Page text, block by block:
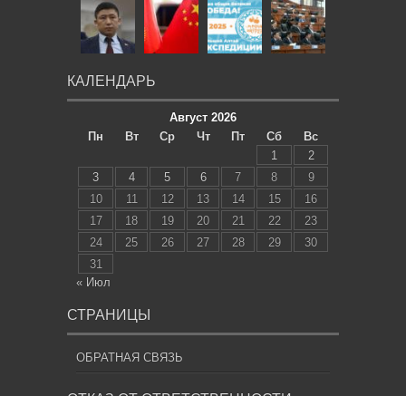
КАЛЕНДАРЬ
Август 2026
Пн
Вт Ср Чт Пт Сб
Вс
1
2
3
4 5 6 7 8
9
10
11 12 13 14 15
16
17
18 19 20 21 22
23
24
25 26 27 28 29
30
31
« Июл
СТРАНИЦЫ
ОБРАТНАЯ СВЯЗЬ